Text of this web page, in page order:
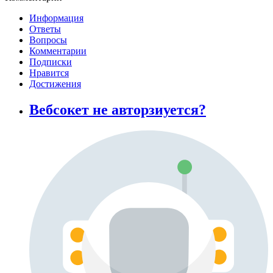
Информация
Ответы
Вопросы
Комментарии
Подписки
Нравится
Достижения
Вебсокет не авторзиуется?